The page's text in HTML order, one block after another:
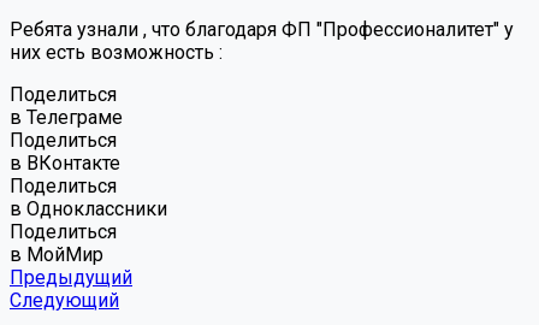
Ребята узнали , что благодаря ФП "Профессионалитет" у
них есть возможность :
Поделиться
в Телеграме
Поделиться
в ВКонтакте
Поделиться
в Одноклассники
Поделиться
в МойМир
Предыдущий
Следующий